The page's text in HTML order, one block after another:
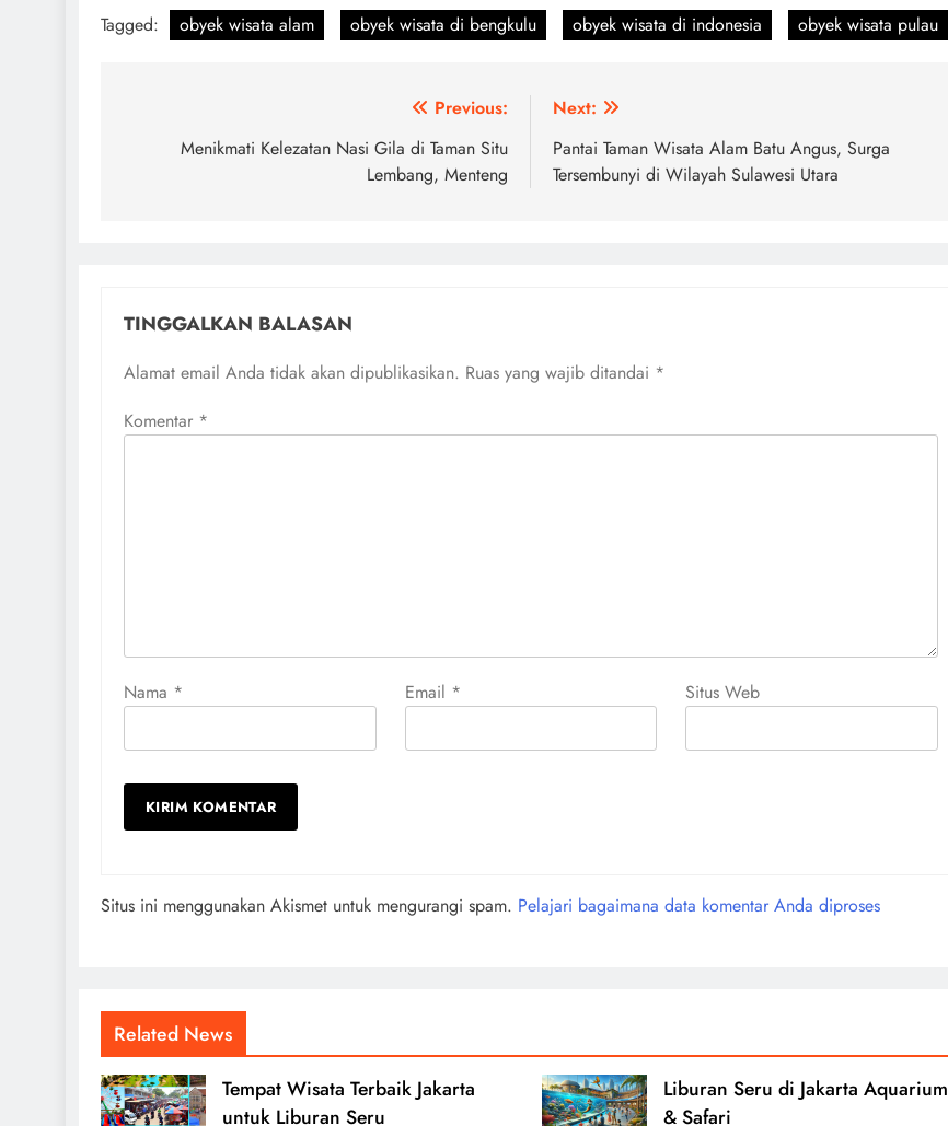
Tagged: obyek wisata alam obyek wisata di bengkulu obyek wisata di indonesia obyek wisata pulau
Previous:
Menikmati Kelezatan Nasi Gila di Taman Situ
Lembang, Menteng
Next:
Pantai Taman Wisata Alam Batu Angus, Surga
Tersembunyi di Wilayah Sulawesi Utara
TINGGALKAN BALASAN
Alamat email Anda tidak akan dipublikasikan. Ruas yang wajib ditandai *
Komentar *
Nama * Email * Situs Web
Situs ini menggunakan Akismet untuk mengurangi spam. Pelajari bagaimana data komentar Anda diproses
Related News
Tempat Wisata Terbaik Jakarta
untuk Liburan Seru
Liburan Seru di Jakarta Aquarium
& Safari